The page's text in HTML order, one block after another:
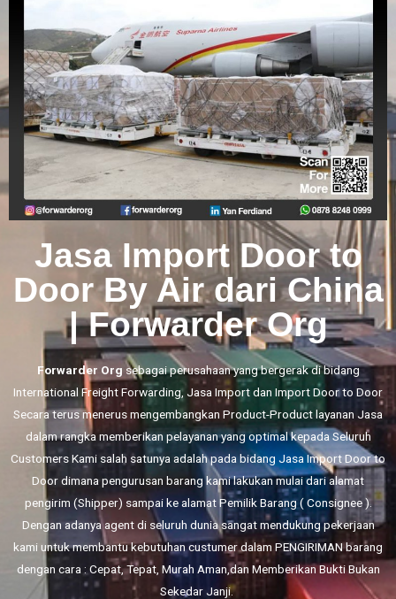
Jasa Import Door to
Door By Air dari China
| Forwarder Org
Forwarder Org sebagai perusahaan yang bergerak di bidang
International Freight Forwarding, Jasa Importdan Import Door to Door
Secara terus menerus mengembangkan Product-Product layanan Jasa
dalam rangka memberikan pelayanan yang optimal kepada Seluruh
Customers Kami salah satunya adalah pada bidang Jasa Import Door to
Door dimana pengurusan barang kami lakukan mulai dari alamat
pengirim (Shipper) sampai ke alamat Pemilik Barang ( Consignee ).
Dengan adanya agent di seluruh dunia sangat mendukung pekerjaan
kami untuk membantu kebutuhan custumer dalam PENGIRIMAN barang
dengan cara : Cepat, Tepat, Murah Aman,dan Memberikan Bukti Bukan
Sekedar Janji.